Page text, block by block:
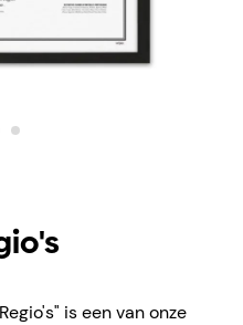
is een van onze